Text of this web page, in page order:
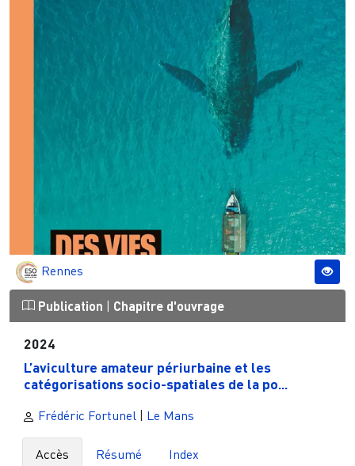
Rennes
Publication | Chapitre d'ouvrage
2024
L’aviculture amateur périurbaine et les
catégorisations socio-spatiales de la po...
Frédéric Fortunel Le Mans
Accès Résumé Index